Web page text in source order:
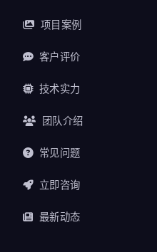
项目案例
客户评价
技术实力
团队介绍
常见问题
立即咨询
最新动态